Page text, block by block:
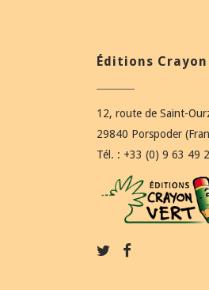
Éditions
12, route de Saint-
29840 Porspoder
Tél. : +33 (0) 9 63 49